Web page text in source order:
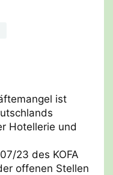
ist
Hotellerie und
23 des KOFA
offenen Stellen